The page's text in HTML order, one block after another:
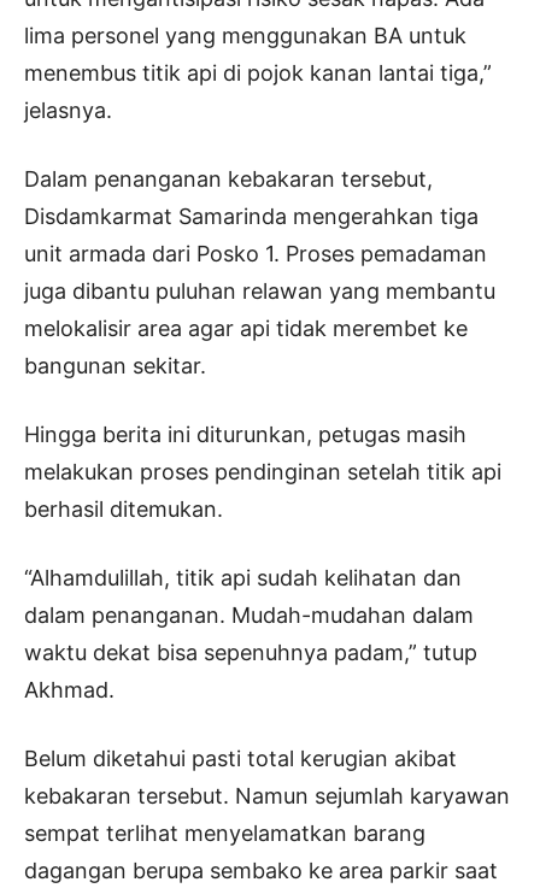
lima personel yang menggunakan BA untuk
menembus titik api di pojok kanan lantai tiga,”
jelasnya.
Dalam penanganan kebakaran tersebut,
Disdamkarmat Samarinda mengerahkan tiga
unit armada dari Posko 1. Proses pemadaman
juga dibantu puluhan relawan yang membantu
melokalisir area agar api tidak merembet ke
bangunan sekitar.
Hingga berita ini diturunkan, petugas masih
melakukan proses pendinginan setelah titik api
berhasil ditemukan.
“Alhamdulillah, titik api sudah kelihatan dan
dalam penanganan. Mudah-mudahan dalam
waktu dekat bisa sepenuhnya padam,” tutup
Akhmad.
Belum diketahui pasti total kerugian akibat
kebakaran tersebut. Namun sejumlah karyawan
sempat terlihat menyelamatkan barang
dagangan berupa sembako ke area parkir saat